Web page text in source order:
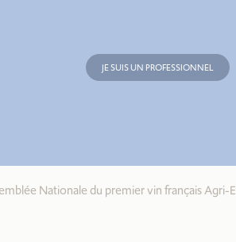
JE SUIS UN PROFESSIONNEL
Nationale du premier vin français Agri-